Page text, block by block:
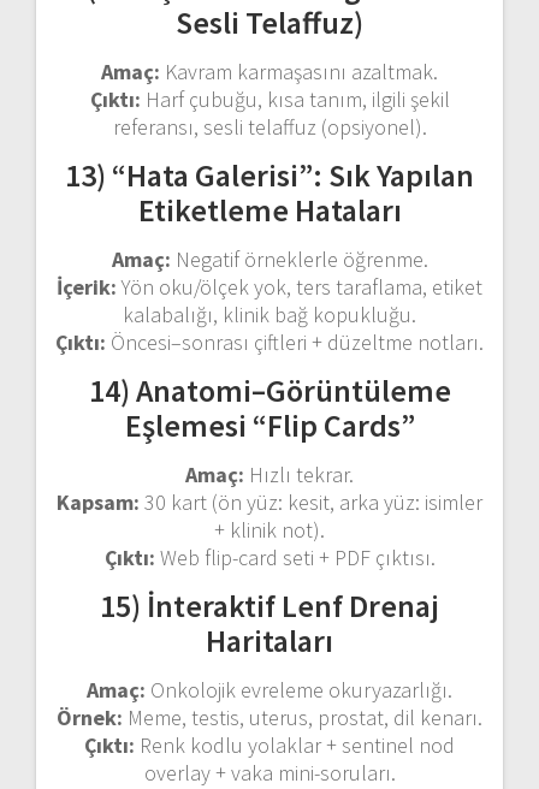
Sesli Telaffuz)
Amaç: Kavram karmaşasını azaltmak.
Çıktı: Harf çubuğu, kısa tanım, ilgili şekil
referansı, sesli telaffuz (opsiyonel).
13) “Hata Galerisi”: Sık Yapılan
Etiketleme Hataları
Amaç: Negatif örneklerle öğrenme.
İçerik:Yön oku/ölçek yok, ters taraflama, etiket
kalabalığı, klinik bağ kopukluğu.
Çıktı: Öncesi–sonrası çiftleri + düzeltme notları.
14) Anatomi–Görüntüleme
Eşlemesi “Flip Cards”
Amaç: Hızlı tekrar.
Kapsam: 30 kart (ön yüz: kesit, arka yüz: isimler
+ klinik not).
Çıktı: Web flip-card seti + PDF çıktısı.
15) İnteraktif Lenf Drenaj
Haritaları
Amaç: Onkolojik evreleme okuryazarlığı.
Örnek: Meme, testis, uterus, prostat, dil kenarı.
Çıktı: Renk kodlu yolaklar + sentinel nod
overlay + vaka mini-soruları.